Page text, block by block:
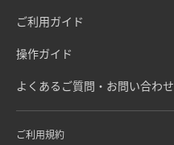
ご利用ガイド
操作ガイド
よくあるご質問・お問い合わせ
ご利用規約